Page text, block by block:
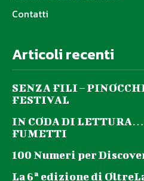
Contatti
Articoli recenti
SENZA FILI –
FESTIVAL
IN CODA DI
FUMETTI
100 Numeri per
La 6ª edizione di